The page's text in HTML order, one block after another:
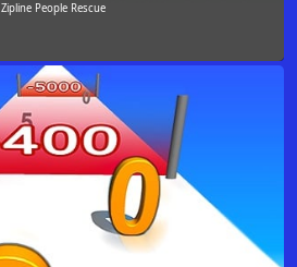
Zipline People Rescue